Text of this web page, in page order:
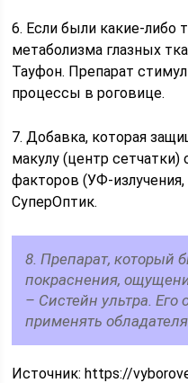
6. Если были какие-либо
метаболизма глазных
Тауфон. Препарат
процессы в роговице.
7. Добавка, которая
макулу (центр
факторов (УФ-
СуперОптик.
8. Препарат, который
покраснения,
– Систейн ультра.
применять
Источник:https://